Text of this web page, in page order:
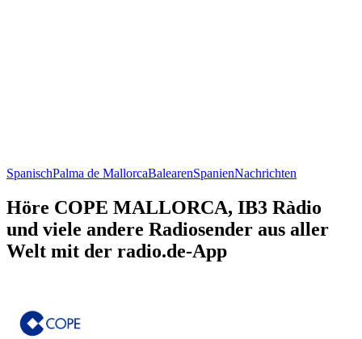
SpanischPalma de MallorcaBalearenSpanienNachrichten
Höre COPE MALLORCA, IB3 Ràdio
und viele andere Radiosender aus aller
Welt mit der radio.de-App